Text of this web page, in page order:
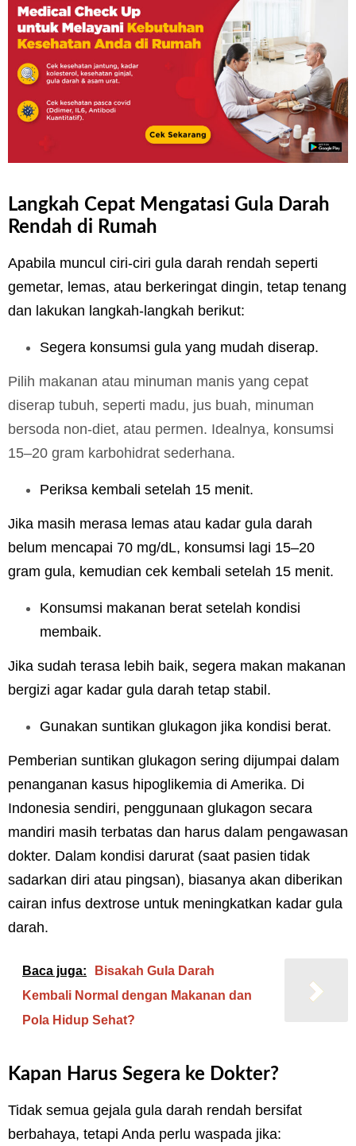
Langkah Cepat Mengatasi Gula Darah
Rendah di Rumah
Apabila muncul ciri-ciri gula darah rendah seperti
gemetar, lemas, atau berkeringat dingin, tetap tenang
dan lakukan langkah-langkah berikut:
Segera konsumsi gula yang mudah diserap.
Pilih makanan atau minuman manis yang cepat
diserap tubuh, seperti madu, jus buah, minuman
bersoda non-diet, atau permen. Idealnya, konsumsi
15–20 gram karbohidrat sederhana.
Periksa kembali setelah 15 menit.
Jika masih merasa lemas atau kadar gula darah
belum mencapai 70 mg/dL, konsumsi lagi 15–20
gram gula, kemudian cek kembali setelah 15 menit.
Konsumsi makanan berat setelah kondisi
membaik.
Jika sudah terasa lebih baik, segera makan makanan
bergizi agar kadar gula darah tetap stabil.
Gunakan suntikan glukagon jika kondisi berat.
Pemberian suntikan glukagon sering dijumpai dalam
penanganan kasus hipoglikemia di Amerika. Di
Indonesia sendiri, penggunaan glukagon secara
mandiri masih terbatas dan harus dalam pengawasan
dokter. Dalam kondisi darurat (saat pasien tidak
sadarkan diri atau pingsan), biasanya akan diberikan
cairan infus dextrose untuk meningkatkan kadar gula
darah.
Baca juga:
Bisakah Gula Darah
Kembali Normal dengan Makanan dan
Pola Hidup Sehat?
Kapan Harus Segera ke Dokter?
Tidak semua gejala gula darah rendah bersifat
berbahaya, tetapi Anda perlu waspada jika: